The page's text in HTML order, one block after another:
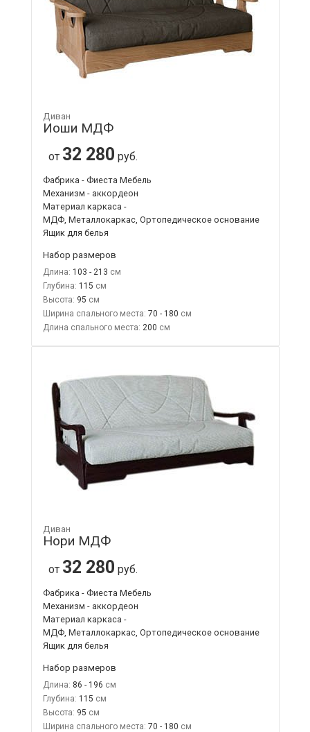
Диван
Иоши МДФ
от 32 280 руб.
Фабрика - Фиеста Мебель
Механизм - аккордеон
Материал каркаса -
МДФ, Металлокаркас, Ортопедическое основание
Ящик для белья
Набор размеров
Длина: 103 - 213
Глубина: 115
Высота: 95
Ширина спального места: 70 - 180
Длина спального места: 200
Диван
Нори МДФ
от 32 280 руб.
Фабрика - Фиеста Мебель
Механизм - аккордеон
Материал каркаса -
МДФ, Металлокаркас, Ортопедическое основание
Ящик для белья
Набор размеров
Длина: 86 - 196
Глубина: 115
Высота: 95
Ширина спального места: 70 - 180